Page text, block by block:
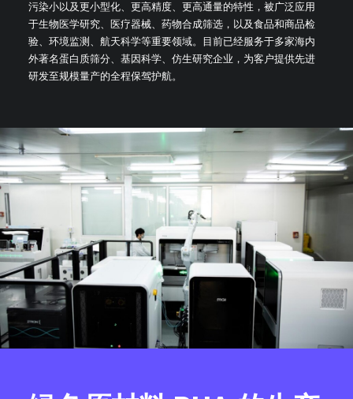
污染小以及更小型化、更高精度、更高通量的特性，被广泛应用
于生物医学研究、医疗器械、药物合成筛选，以及食品和商品检
验、环境监测、航天科学等重要领域。目前已经服务于多家海内
外著名蛋白质筛分、基因科学、仿生研究企业，为客户提供先进
研发至规模量产的全程保驾护航。